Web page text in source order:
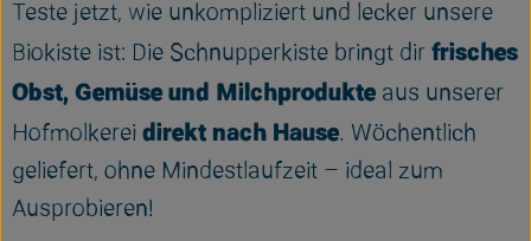
Drogerie
Geplante Kisten
So geht's
Über uns
Teste jetzt, wie unkompliziert und lecker unsere
Biokiste ist: Die Schnupperkiste bringt dir frisches
Obst, Gemüse und Milchprodukte aus unserer
Hofmolkerei direkt nach Hause. Wöchentlich
geliefert, ohne Mindestlaufzeit – ideal zum
Ausprobieren!